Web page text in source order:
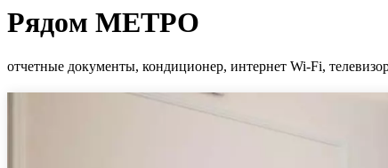
Pядoм MЕТРО
отчетные документы, кондиционер, интернет Wi-Fi,